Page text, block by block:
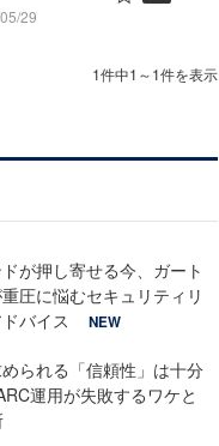
29
1件中1～1件を表示
が押し寄せる今、ガート
圧に悩むセキュリティリ
バイス
NEW
られる「信頼性」は十分
運用が失敗するワケと